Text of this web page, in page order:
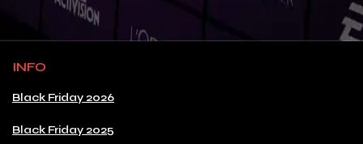
INFO
Black Friday 2026
Black Friday 2025